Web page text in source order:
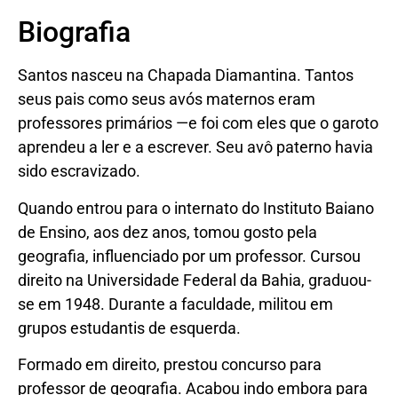
Biografia
Santos nasceu na Chapada Diamantina. Tantos
seus pais como seus avós maternos eram
professores primários —e foi com eles que o garoto
aprendeu a ler e a escrever. Seu avô paterno havia
sido escravizado.
Quando entrou para o internato do Instituto Baiano
de Ensino, aos dez anos, tomou gosto pela
geografia, influenciado por um professor. Cursou
direito na Universidade Federal da Bahia, graduou-
se em 1948. Durante a faculdade, militou em
grupos estudantis de esquerda.
Formado em direito, prestou concurso para
professor de geografia. Acabou indo embora para